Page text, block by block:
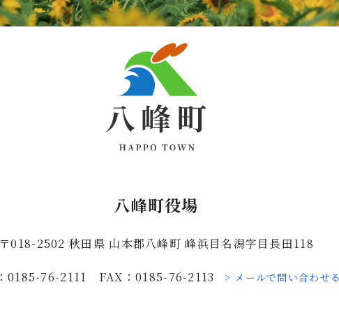
八峰町役場
018-2502 秋田県 山本郡八峰町 峰浜目名潟字目長田118
0185-76-2111 FAX：0185-76-2113 > メールで問い合わせる